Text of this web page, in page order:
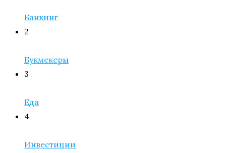
Банкинг
2
Букмекеры
3
Еда
4
Инвестиции